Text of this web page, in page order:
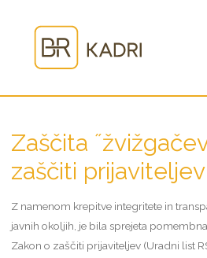
Zaščita
zaščiti prijaviteljev
Z namenom krepitve integritete in
javnih okoljih, je bila sprejeta
Zakon o zaščiti prijaviteljev (Uradni list